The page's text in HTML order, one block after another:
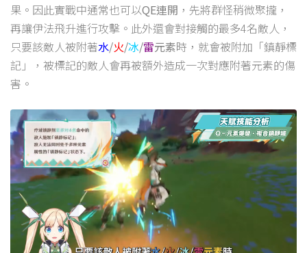
果。因此實戰中通常也可以QE連開 ，先將群怪稍微聚攏，
再讓伊法飛升進行攻擊。此外還會對接觸的最多4名敵人，
只要該敵人被附著水/火/冰/雷元素時，就會被附加「鎮靜標
記」，被標記的敵人會再被額外造成一次對應附著元素的傷
害。